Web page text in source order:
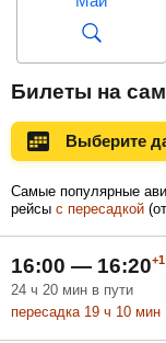
Ноябрь
Билеты на
Выберите
Самые популярные
рейсы с пересадкой (от
16:00 — 16:20+1
24 ч 20 мин в пути
пересадка 19 ч 10 мин